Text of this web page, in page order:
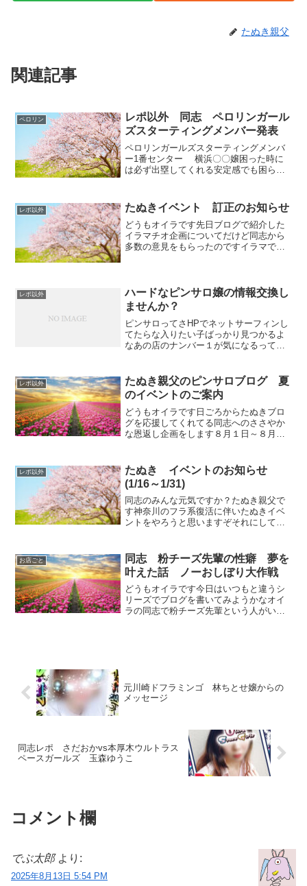
たぬき親父
関連記事
ペロリン
レポ以外 同志 ペロリンガール
ズスターティングメンバー発表
ペロリンガールズスターティングメンバ
ー1番センター 横浜〇〇嬢困った時に
は必ず出塁してくれる安定感でも困らな
実力者だが本気は出さない必殺喉奥アナ
コンダというホームラ...
レポ以外 たぬきイベント 訂正のお知らせ
どうもオイラです先日ブログで紹介した
イラマチオ企画についてだけど同志から
多数の意見をもらったのですイラマでき
ったわけですよと言うこと...
レポ以外
ハードなピンサロ嬢の情報交換し
ませんか？
ピンサロってさHPでネットサーフィンし
てたらな入りたい子ばっかり見つかるよ
なあの店のナンバー１が気になるって思
なオイラもさネット情報信じて指名した
らさデマだったなんてこ...
レポ以外
たぬき親父のピンサロブログ 夏
のイベントのご案内
どうもオイラです日ごろからたぬきブロ
グを応援してくれてる同志へのささやか
な恩返し企画をします８月１日～８月１
間お風呂に入らないでハードピンサロ嬢
に即尺、即アナル、ごっ...
レポ以外
たぬき イベントのお知らせ
(1/16～1/31)
同志のみんな元気ですか？たぬき親父で
す神奈川のフラ系復活に伴いたぬきイベ
ントをやろうと思いますぞそれにしても
月でしたな～オイラのフラ系復活１発目
は〇〇嬢でしたな今回のイ...
お店ごと
同志 粉チーズ先輩の性癖 夢を
叶えた話 ノーおしぼり大作戦
どうもオイラです今日はいつもと違うシ
リーズでブログを書いてみようかなオイ
ラの同志で粉チーズ先輩という人がいて
元川崎ドフラミンゴ 林ちとせ嬢からの
メッセージ
同志レポ さだおかvs本厚木ウルトラス
ペースガールズ 玉森ゆうこ
コメント欄
でぶ太郎 より:
2025年8月13日 5:54 PM